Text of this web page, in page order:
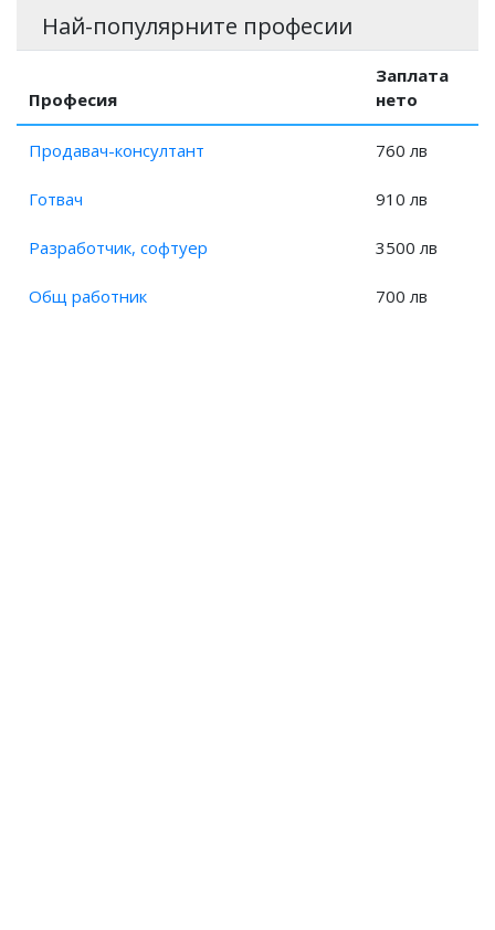
Заплата на Талиман?
Заплата на Тарифьор?
Заплата на Домакин?
Заплата на Домакин, склад?
Заплата на Специалист, контрол на документи?
Най-популярните професии
Професия
Заплата
нето
Продавач-консултант 760 лв
Готвач 910 лв
Разработчик, софтуер 3500 лв
Общ работник 700 лв